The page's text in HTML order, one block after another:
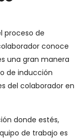
proceso de
conoce
una gran manera
de inducción
del colaborador en
donde estés,
de trabajo es